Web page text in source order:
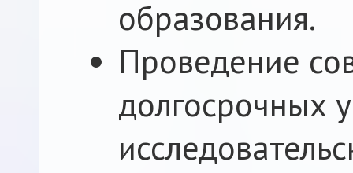
образования.
Проведение
долгосрочных